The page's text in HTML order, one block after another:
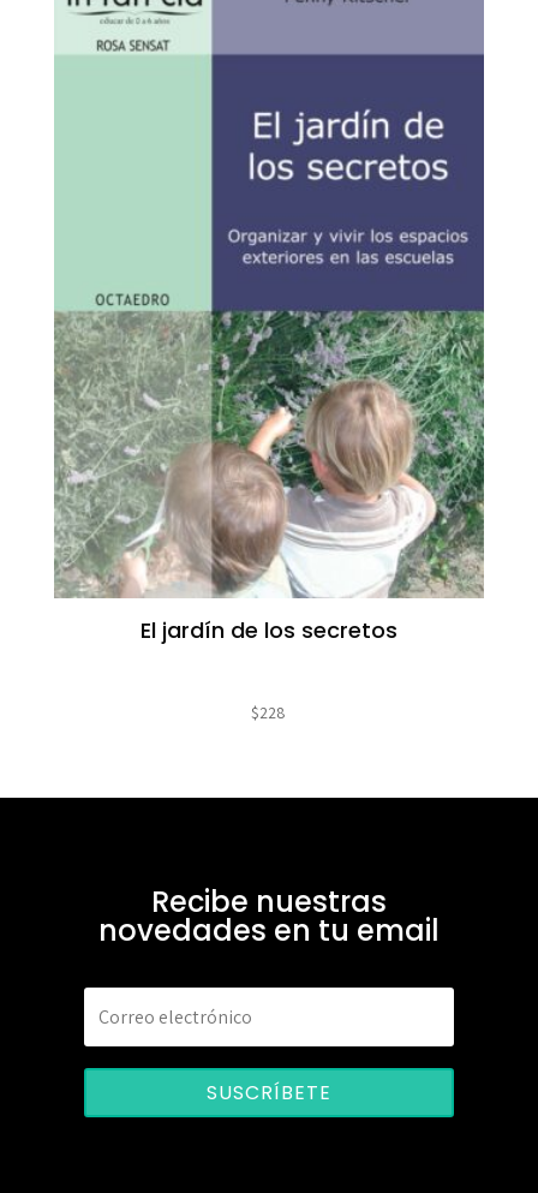
El jardín de los secretos
$228
Recibe nuestras
novedades en tu email
SUSCRÍBETE